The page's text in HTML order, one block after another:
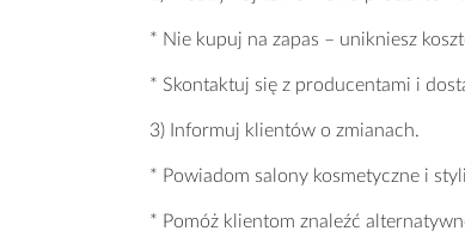
* Nie kupuj na zapas – unikniesz
* Skontaktuj się z producentami i
3) Informuj klientów o zmianach.
* Powiadom salony kosmetyczne i
* Pomóż klientom znaleźć